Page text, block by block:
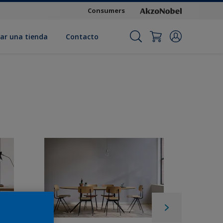
Consumers
una tienda Contacto